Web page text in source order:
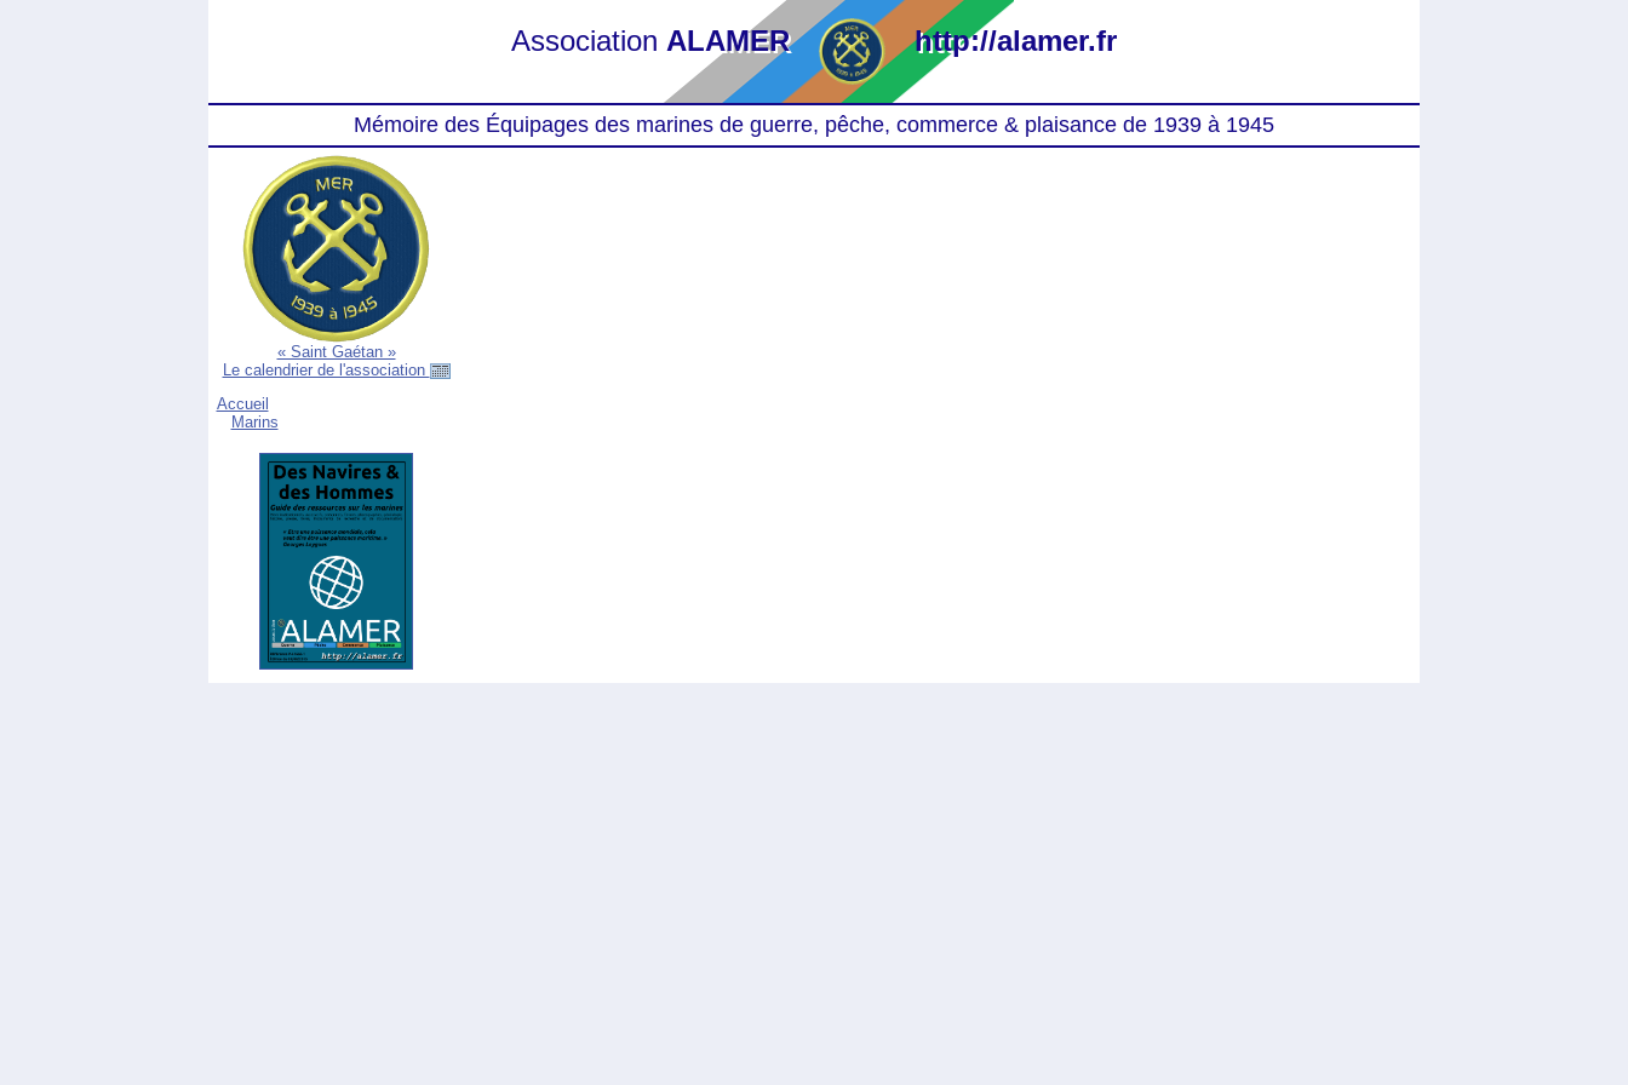
Association ALAMER http://alamer.fr
Mémoire des Équipages des marines de guerre, pêche, commerce & plaisance de 1939 à 1945
« Saint Gaétan »
Le calendrier de l'association
Accueil
Marins